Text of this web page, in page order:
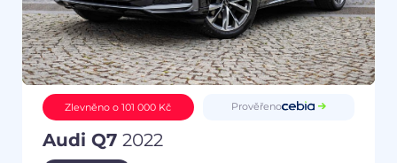
Zlevněno o 101 000 Kč Prověřeno
Audi Q7 2022